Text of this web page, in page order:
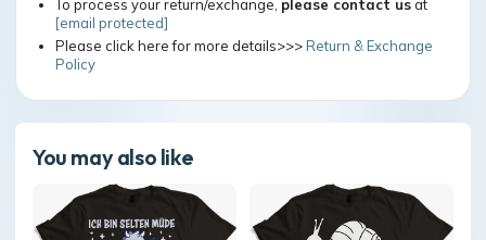
To process your return/exchange, please contact usat
[email protected]
Please click here for more details>>>Return & Exchange
Policy
You may also like